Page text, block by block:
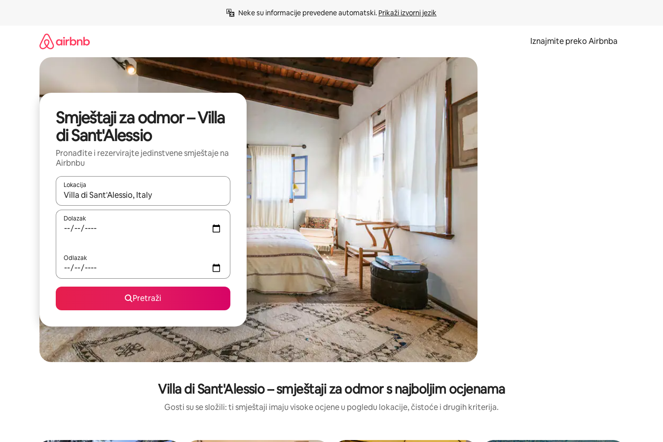
Neke su informacije prevedene automatski. Prikaži izvorni jezik
Iznajmite preko Airbnba
Smještaji za odmor – Villa
di Sant'Alessio
Pronađite i rezervirajte jedinstvene smještaje na
Airbnbu
Lokacija
Kada budu dostupni rezultati, moći ćete ih pregledati koristeći se strelicama prema gore i prema dolje, kao i dodirom ili prelaskom prstom po zaslonu.
Dolazak
Odlazak
Pretraži
Villa di Sant'Alessio – smještaji za odmor s najboljim ocjenama
Gosti su se složili: ti smještaji imaju visoke ocjene u pogledu lokacije, čistoće i drugih kriterija.